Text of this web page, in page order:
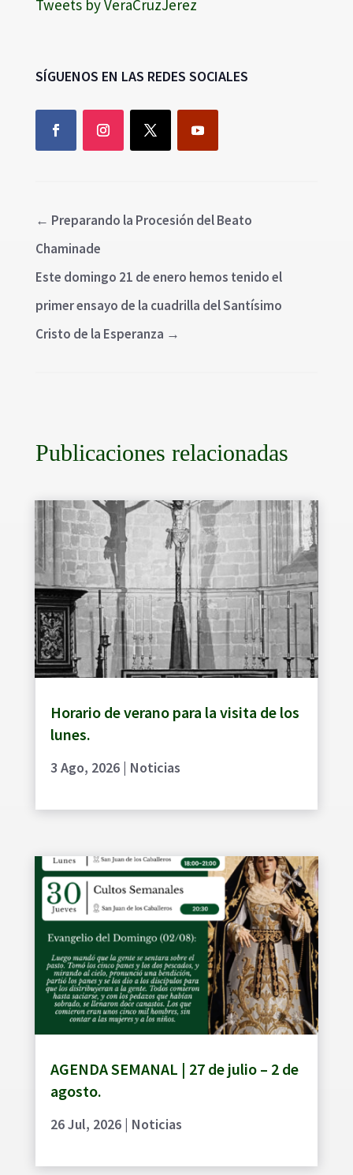
Tweets by VeraCruzJerez
SÍGUENOS EN LAS REDES SOCIALES
← Preparando la Procesión del Beato
Chaminade
Este domingo 21 de enero hemos tenido el
primer ensayo de la cuadrilla del Santísimo
Cristo de la Esperanza →
Publicaciones relacionadas
Horario de verano para la visita de los
lunes.
3 Ago, 2026| Noticias
AGENDA SEMANAL | 27 de julio – 2 de
agosto.
26 Jul, 2026| Noticias